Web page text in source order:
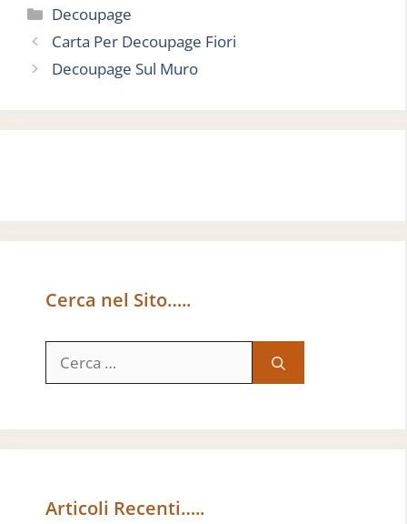
Categorie
Decoupage
Carta Per Decoupage Fiori
Decoupage Sul Muro
Cerca nel Sito…..
per:
Articoli Recenti…..